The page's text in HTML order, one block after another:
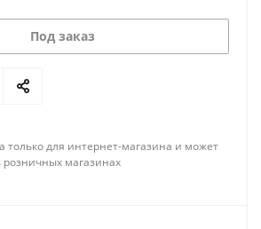
Под заказ
только для интернет-магазина и может
розничных магазинах